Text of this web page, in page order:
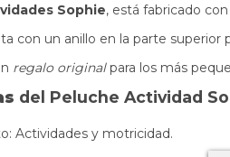
Sophie, está fabricado
con un anillo en la parte superior
regalo originalpara los más
del Peluche Actividad
Actividades y motricidad.